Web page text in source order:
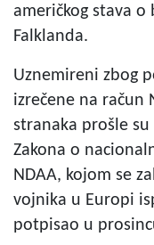
američkog stava
Falklanda.
Uznemireni zbog
izrečene na račun
stranaka prošle
Zakona o
NDAA, kojom se
vojnika u Europi
potpisao u